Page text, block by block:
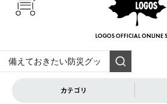
LOGOS OFFICIAL ONLINE
カテゴリ